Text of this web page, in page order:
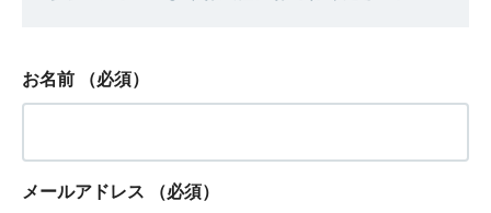
お名前 （必須）
メールアドレス （必須）